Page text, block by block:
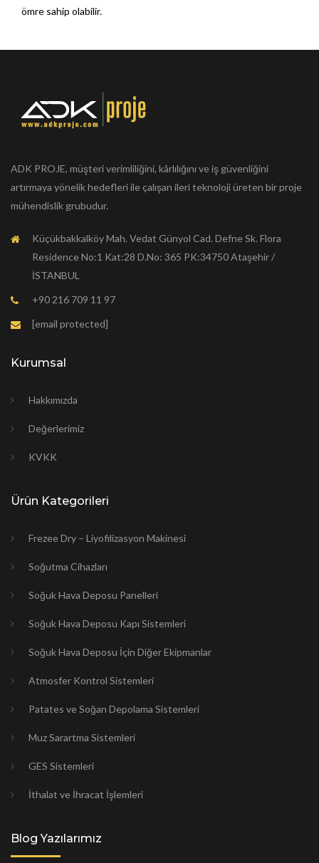
ömre sahip olabilir.
ADK PROJE, müşteri verimliliğini, kârlılığını ve iş güvenliğini
artırmaya yönelik hedefleri ile çalışan ileri teknoloji üreten bir proje
mühendislik grubudur.
Küçükbakkalköy Mah. Vedat Günyol Cad. Defne Sk. Flora
Residence No:1 Kat:28 D.No: 365 PK:34750 Ataşehir /
İSTANBUL
+90 216 709 11 97
[email protected]
Kurumsal
Hakkımızda
Değerlerimiz
KVKK
Ürün Kategorileri
Frezee Dry – Liyofilizasyon Makinesi
Soğutma Cihazları
Soğuk Hava Deposu Panelleri
Soğuk Hava Deposu Kapı Sistemleri
Soğuk Hava Deposu İçin Diğer Ekipmanlar
Atmosfer Kontrol Sistemleri
Patates ve Soğan Depolama Sistemleri
Muz Sarartma Sistemleri
GES Sistemleri
İthalat ve İhracat İşlemleri
Blog Yazılarımız